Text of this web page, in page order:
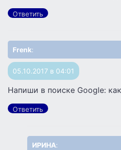
Ответить
Frenk:
05.10.2017 в 04:01
Напиши в поиске Google:
Ответить
ИРИНА: